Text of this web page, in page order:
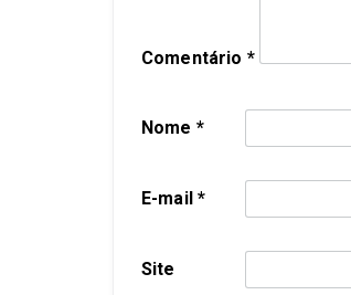
Comentário *
Nome *
E-mail*
Site